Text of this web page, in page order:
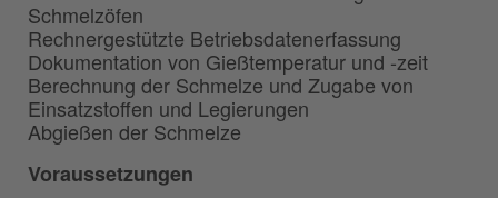
Schmelzöfen
Rechnergestützte Betriebsdatenerfassung
Dokumentation von Gießtemperatur und -zeit
Berechnung der Schmelze und Zugabe von
Einsatzstoffen und Legierungen
Abgießen der Schmelze
Voraussetzungen